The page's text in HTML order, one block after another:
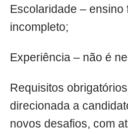
Escolaridade – ensino
incompleto;
Experiência – não é
Requisitos
direcionada a
novos desafios, com